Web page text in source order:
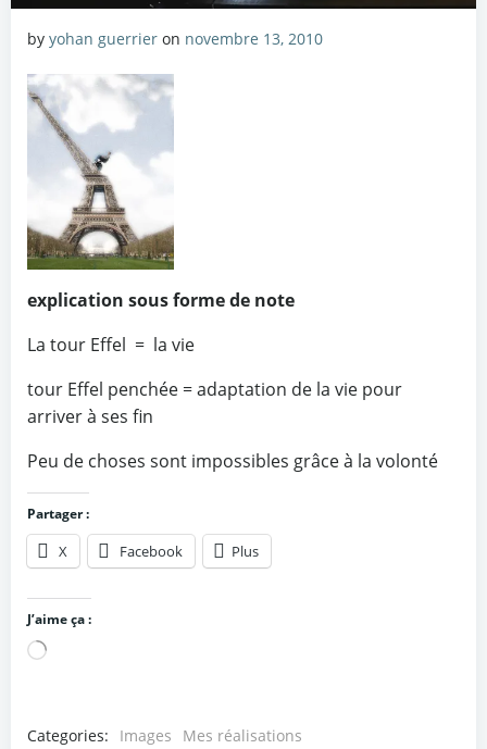
by yohan guerrier on novembre 13, 2010
explication sous forme de note
La tour Effel = la vie
tour Effel penchée = adaptation de la vie pour
arriver à ses fin
Peu de choses sont impossibles grâce à la volonté
Partager :
X Facebook Plus
J’aime ça :
Chargement…
Categories: Images
Mes réalisations